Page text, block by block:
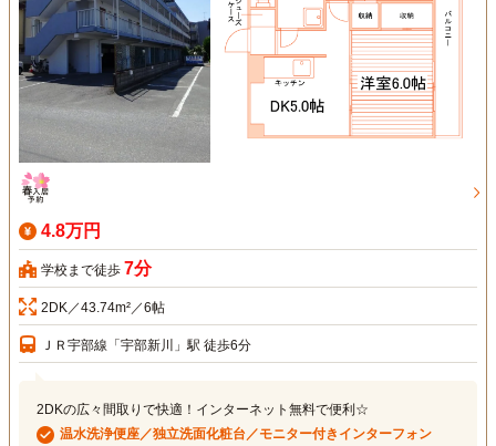
4.8万円
学校まで徒歩 7分
2DK／43.74m²／6帖
ＪＲ宇部線「宇部新川」駅 徒歩6分
2DKの広々間取りで快適！インターネット無料で便利☆
温水洗浄便座／独立洗面化粧台／モニター付きインターフォン